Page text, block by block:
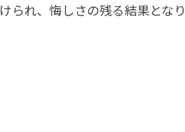
られ、悔しさの残る結果となり